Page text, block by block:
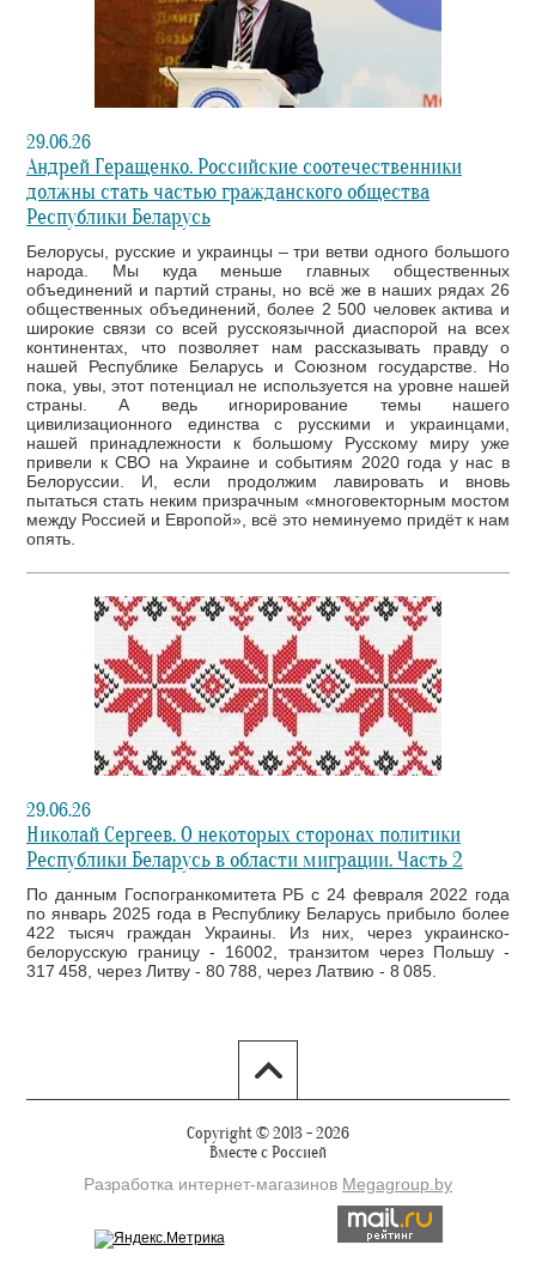
29.06.26
Андрей Геращенко. Российские соотечественники
должны стать частью гражданского общества
Республики Беларусь
Белорусы, русские и украинцы – три ветви одного большого
народа. Мы куда меньше главных общественных
объединений и партий страны, но всё же в наших рядах 26
общественных объединений, более 2 500 человек актива и
широкие связи со всей русскоязычной диаспорой на всех
континентах, что позволяет нам рассказывать правду о
нашей Республике Беларусь и Союзном государстве. Но
пока, увы, этот потенциал не используется на уровне нашей
страны. А ведь игнорирование темы нашего
цивилизационного единства с русскими и украинцами,
нашей принадлежности к большому Русскому миру уже
привели к СВО на Украине и событиям 2020 года у нас в
Белоруссии. И, если продолжим лавировать и вновь
пытаться стать неким призрачным «многовекторным мостом
между Россией и Европой», всё это неминуемо придёт к нам
опять.
29.06.26
Николай Сергеев. О некоторых сторонах политики
Республики Беларусь в области миграции. Часть 2
По данным Госпогранкомитета РБ с 24 февраля 2022 года
по январь 2025 года в Республику Беларусь прибыло более
422 тысяч граждан Украины. Из них, через украинско-
белорусскую границу - 16002, транзитом через Польшу -
317 458, через Литву - 80 788, через Латвию - 8 085.
Copyright © 2013 - 2026
Вместе с Россией
Разработка интернет-магазинов Мegagroup.by